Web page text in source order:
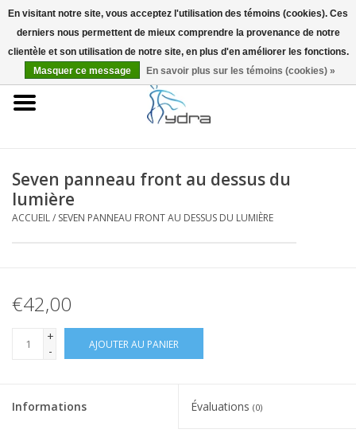
EUR
Accueil
Infos
Blog
Seven panneau front au dessus du
lumière
ACCUEIL/ SEVEN PANNEAU FRONT AU DESSUS DU LUMIÈRE
€42,00
+
-
AJOUTER AU PANIER
Informations Évaluations (0)
En visitant notre site, vous acceptez l'utilisation des témoins (cookies). Ces
derniers nous permettent de mieux comprendre la provenance de notre
clientèle et son utilisation de notre site, en plus d'en améliorer les fonctions.
Masquer ce message
En savoir plus sur les témoins (cookies) »